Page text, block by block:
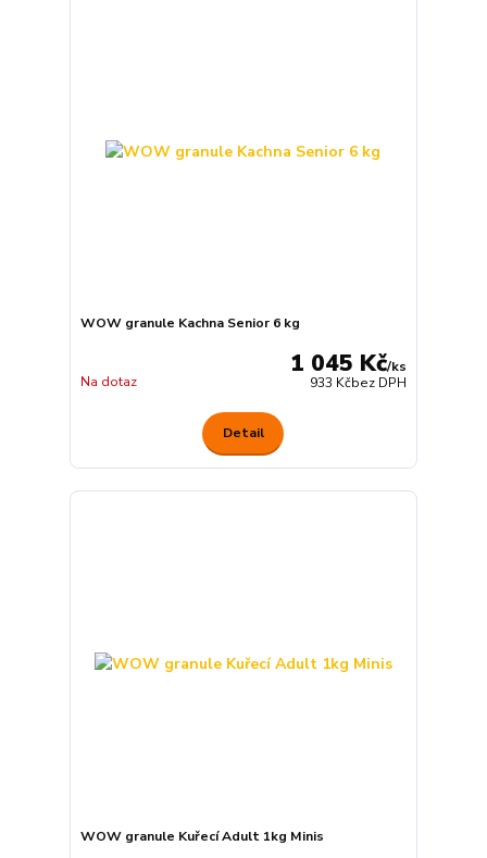
WOW granule Kachna Senior 6 kg
1 045 Kč/ks
933 Kčbez DPH
Na dotaz
Detail
WOW granule Kuřecí Adult 1kg Minis